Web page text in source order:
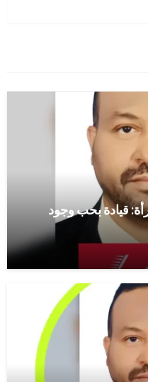
قيادة بحب وجود